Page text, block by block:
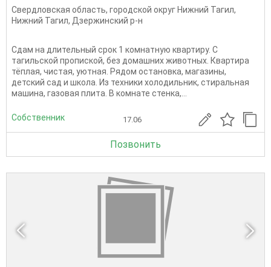
Свердловская область, городской округ Нижний Тагил,
Нижний Тагил, Дзержинский р-н
Сдам на длительный срок 1 комнатную квартиру. С
тагильской пропиской, без домашних животных. Квартира
тёплая, чистая, уютная. Рядом остановка, магазины,
детский сад и школа. Из техники холодильник, стиральная
машина, газовая плита. В комнате стенка,...
Собственник 17.06
Позвонить